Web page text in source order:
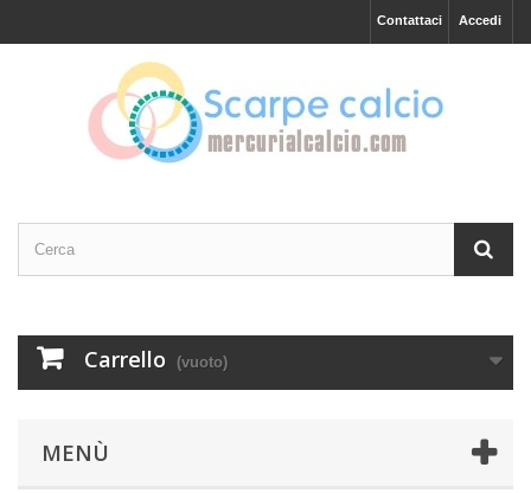
Accedi
Contattaci
Carrello (vuoto)
MENÙ